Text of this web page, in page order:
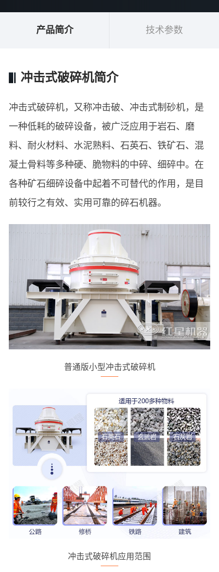
产品简介 技术参数
冲击式破碎机简介
冲击式破碎机，又称冲击破、冲击式制砂机，是
一种低耗的破碎设备，被广泛应用于岩石、磨
料、耐火材料、水泥熟料、石英石、铁矿石、混
凝土骨料等多种硬、脆物料的中碎、细碎中。在
各种矿石细碎设备中起着不可替代的作用，是目
前较行之有效、实用可靠的碎石机器。
普通版小型冲击式破碎机
冲击式破碎机应用范围